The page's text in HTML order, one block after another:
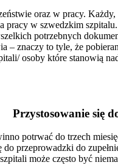
oraz w pracy.
w szwedzkim
potrzebnych
znaczy to tyle, że
osoby które stanowią
Przystosowanie się
potrwać do trzech
przeprowadzki do
może często być